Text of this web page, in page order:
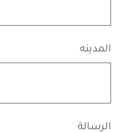
المدينه
الرسالة